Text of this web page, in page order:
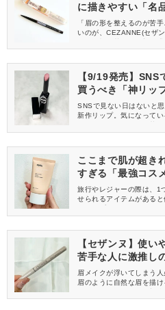
に描きやすい「名
「眉の形を整えるのが苦
いのが、CEZANNE(セザ
プラとは思えない描きや
ュ〉をご紹介します♡
【9/19発売】
買うべき「神リップ
SNSで見ない日はないと
新作リップ。気になって
て大注目の『ルージュ デ
ここまで肌が超
すぎる「最強コスメ
旅行やレジャーの際は、1
せられるアイテムがある
とすることも……。そこで
【セザンヌ】使
苦手な人に激推し
眉メイクが浮いてしまう
眉のように自然な眉を描
ウン」をレビューしてい